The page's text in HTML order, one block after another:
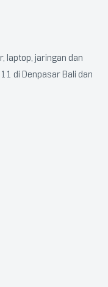
laptop, jaringan dan
di Denpasar Bali dan